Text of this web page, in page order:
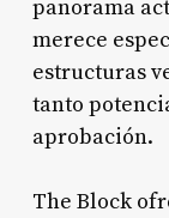
panorama
merece
estructuras
tanto
aprobación.
The Block